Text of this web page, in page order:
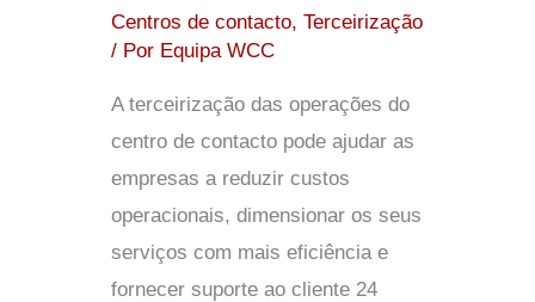
Centros de contacto,Terceirização
/ Por Equipa WCC
A terceirização das operações do
centro de contacto pode ajudar as
empresas a reduzir custos
operacionais, dimensionar os seus
serviços com mais eficiência e
fornecer suporte ao cliente 24